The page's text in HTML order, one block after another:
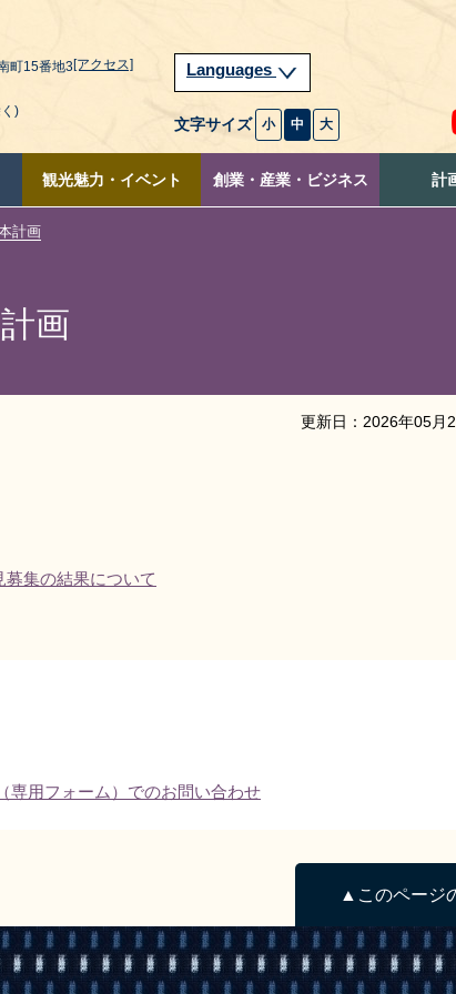
町15番地3[アクセス]
)
Languages
文字サイズ 小 中 大
観光魅力・イベント 創業・産業・ビジネス 計
計画
画
更新日： 2026年05月
集の結果について
専用フォーム）でのお問い合わせ
▲このページ